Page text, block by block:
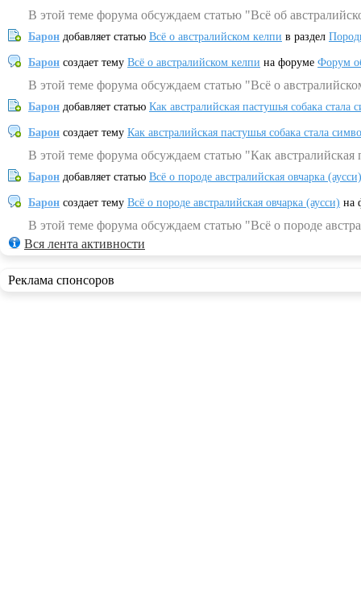
В этой теме форума обсуждаем статью "Всё об
Барон добавляет статью Всё о австралийском келпи в раздел
Барон создает тему Всё о австралийском келпи на форуме Форум
В этой теме форума обсуждаем статью "Всё о
Барон добавляет статью Как австралийская пастушья собака
Барон создает тему Как австралийская пастушья собака стала
В этой теме форума обсуждаем статью "Как
Барон добавляет статью Всё о породе австралийская овчарка (аусси)
Барон создает тему Всё о породе австралийская овчарка (аусси) на
В этой теме форума обсуждаем статью "Всё о породе
Вся лента активности
Реклама спонсоров